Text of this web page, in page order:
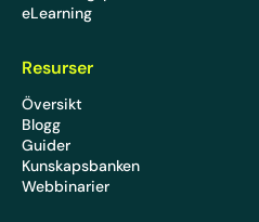
eLearning
Resurser
Översikt
Blogg
Guider
Kunskapsbanken
Webbinarier